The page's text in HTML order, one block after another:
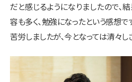
だと感じるようになりましたので、
容も多く、勉強になったという感想
苦労しましたが、今となっては清々し